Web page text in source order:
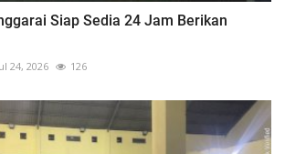
Siap Sedia 24 Jam Berikan
24, 2026 126